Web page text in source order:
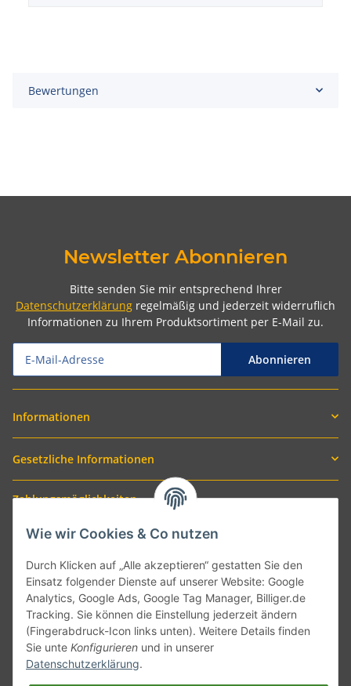
Bewertungen
Newsletter Abonnieren
Bitte senden Sie mir entsprechend Ihrer
Datenschutzerklärung regelmäßig und jederzeit widerruflich
Informationen zu Ihrem Produktsortiment per E-Mail zu.
Abonnieren
Informationen
Gesetzliche Informationen
Zahlungsmöglichkeiten
Versand mit
Wie wir Cookies & Co nutzen
Durch Klicken auf „Alle akzeptieren“ gestatten Sie den
Einsatz folgender Dienste auf unserer Website: Google
Analytics, Google Ads, Google Tag Manager, Billiger.de
Tracking. Sie können die Einstellung jederzeit ändern
(Fingerabdruck-Icon links unten). Weitere Details finden
Sie unte Konfigurieren und in unserer
Datenschutzerklärung.